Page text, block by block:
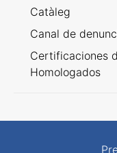
Catàleg
Canal de
Certificaciones
Homologados